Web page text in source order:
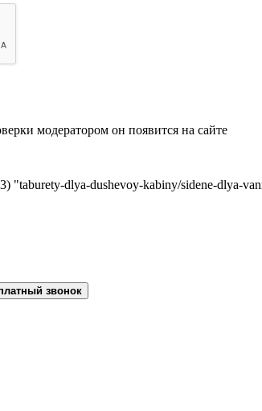
модератором он появится на сайте
dlya-dushevoy-kabiny/sidene-dlya-
звонок